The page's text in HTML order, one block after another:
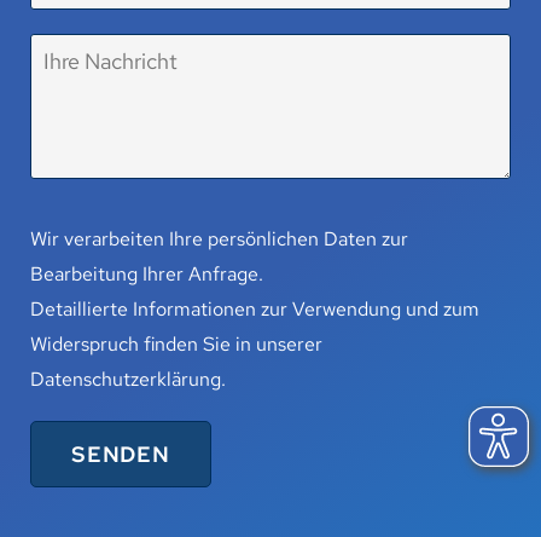
Wir verarbeiten Ihre persönlichen Daten zur
Bearbeitung Ihrer Anfrage.
Detaillierte Informationen zur Verwendung und zum
Widerspruch finden Sie in unserer
Datenschutzerklärung.